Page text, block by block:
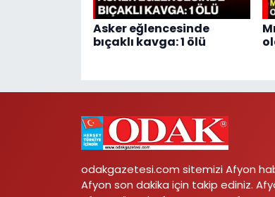
Asker eğlencesinde
bıçaklı kavga: 1 ölü
odakgazetesi.com sitemizi Afyon
Afyon son dakika için takip ediniz.